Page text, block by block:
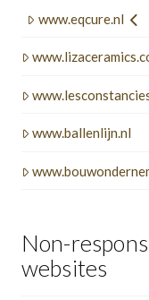
www.eqcure.nl
www.ballenlijn.nl
Non-
websites